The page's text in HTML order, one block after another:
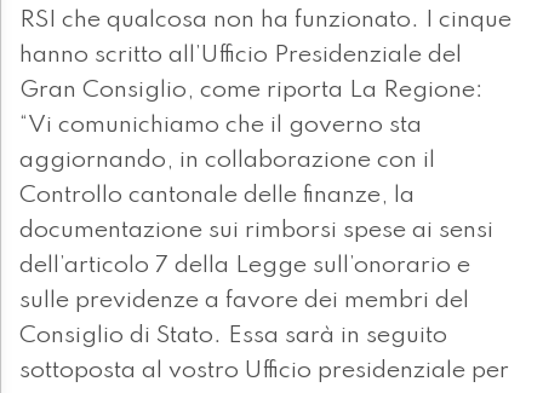
RSI che qualcosa non ha funzionato. I cinque
hanno scritto all’Ufficio Presidenziale del
Gran Consiglio, come riporta La Regione:
“Vi comunichiamo che il governo sta
aggiornando, in collaborazione con il
Controllo cantonale delle finanze, la
documentazione sui rimborsi spese ai sensi
dell’articolo 7 della Legge sull’onorario e
sulle previdenze a favore dei membri del
Consiglio di Stato. Essa sarà in seguito
sottoposta al vostro Ufficio presidenziale per